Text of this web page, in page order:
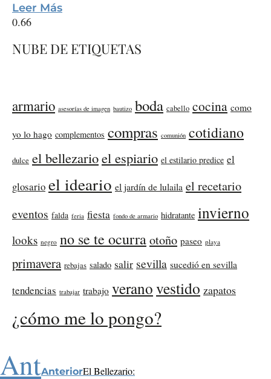
Leer Más
NUBE DE ETIQUETAS
armario asesorías de imagen bautizo boda cabello cocina como
yo lo hago complementos compras comunión cotidiano
dulce el bellezarioel espiario el estilario predice el
glosario el ideario el jardín de lulaila el recetario
eventos falda feria fiesta fondo de armario hidratante invierno
looks negro no se te ocurraotoño paseo playa
primavera rebajas salado salir sevilla sucedió en sevilla
tendencias trabajar trabajo veranovestido zapatos
¿cómo me lo pongo?
AntAnteriorEl Bellezario: